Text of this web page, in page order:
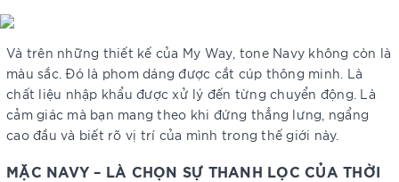
Và trên những thiết kế của My Way, tone Navy không còn là
màu sắc. Đó là phom dáng được cắt cúp thông minh. Là
chất liệu nhập khẩu được xử lý đến từng chuyển động. Là
cảm giác mà bạn mang theo khi đứng thẳng lưng, ngẩng
cao đầu và biết rõ vị trí của mình trong thế giới này.
MẶC NAVY – LÀ CHỌN SỰ THANH LỌC CỦA THỜI